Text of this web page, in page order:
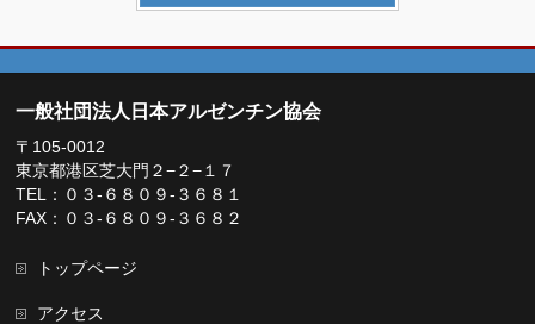
一般社団法人日本アルゼンチン協会
〒105-0012
東京都港区芝大門２−２−１７
TEL：０３-６８０９-３６８１
FAX：０３-６８０９-３６８２
トップページ
アクセス